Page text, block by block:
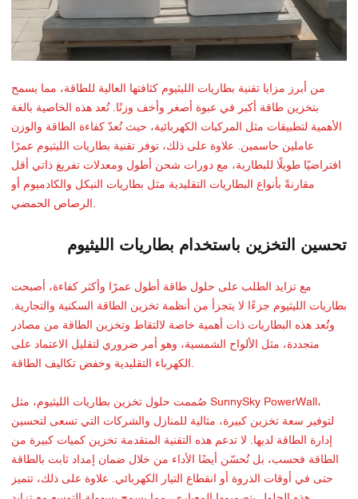
من أبرز مزايا تقنية بطاريات الليثيوم كثافتها العالية للطاقة، مما يسمح
بتخزين طاقة أكبر في عبوة أصغر وأخف وزنًا. تُعد هذه الخاصية بالغة
الأهمية لتطبيقات مثل المركبات الكهربائية، حيث تُعدّ كفاءة الطاقة والوزن
عاملين حاسمين. علاوة على ذلك، توفر تقنية بطاريات الليثيوم عمرًا
افتراضيًا طويلًا للبطارية، مع دورات شحن أطول ومعدلات تفريغ ذاتي أقل
مقارنةً بأنواع البطاريات التقليدية مثل بطاريات النيكل والكادميوم أو
الرصاص الحمضي.
تحسين التخزين باستخدام بطاريات الليثيوم
مع تزايد الطلب على حلول طاقة أطول عمرًا وأكثر كفاءة، أصبحت
بطاريات الليثيوم جزءًا لا يتجزأ من أنظمة تخزين الطاقة السكنية والتجارية.
وتُعد هذه البطاريات ذات أهمية خاصة لالتقاط وتخزين الطاقة من مصادر
متجددة، مثل الألواح الشمسية، وهو أمر ضروري لتقليل الاعتماد على
الكهرباء التقليدية وخفض تكاليف الطاقة.
صُممت حلول تخزين بطاريات الليثيوم، مثل SunnySky PowerWall،
لتوفير سعة تخزين كبيرة، مثالية للمنازل والشركات التي تسعى لتحسين
إدارة الطاقة لديها. لا تدعم هذه التقنية المتقدمة تخزين كميات كبيرة من
الطاقة فحسب، بل تُحسّن أيضًا الأداء من خلال ضمان إمداد ثابت بالطاقة
حتى في أوقات الذروة أو انقطاع التيار الكهربائي. علاوة على ذلك، تتميز